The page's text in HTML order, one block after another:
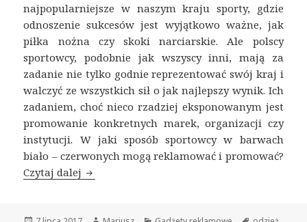
najpopularniejsze w naszym kraju sporty, gdzie
odnoszenie sukcesów jest wyjątkowo ważne, jak
piłka nożna czy skoki narciarskie. Ale polscy
sportowcy, podobnie jak wszyscy inni, mają za
zadanie nie tylko godnie reprezentować swój kraj i
walczyć ze wszystkich sił o jak najlepszy wynik. Ich
zadaniem, choć nieco rzadziej eksponowanym jest
promowanie konkretnych marek, organizacji czy
instytucji. W jaki sposób sportowcy w barwach
biało – czerwonych mogą reklamować i promować?
Czytaj dalej Odzież reklamowa polskich sportowców